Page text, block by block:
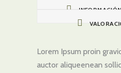
Lorem Ipsum proin
auctor aliqueenean